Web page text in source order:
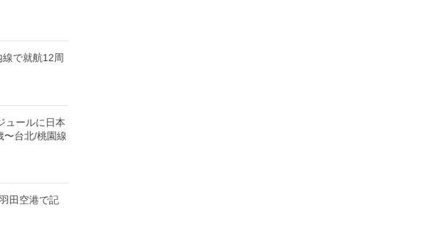
で就航12周
ュールに日本
〜台北/桃園線
田空港で記